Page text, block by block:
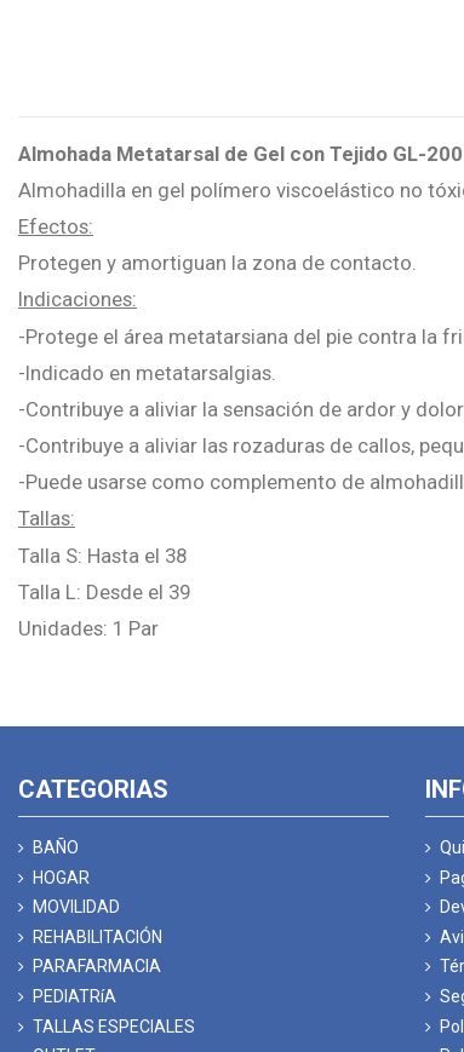
Almohada Metatarsal de Gel con Tejido GL-
Almohadilla en gel polímero viscoelástico no
Efectos:
Protegen y amortiguan la zona de contacto.
Indicaciones:
-Protege el área metatarsiana del pie contra la
-Indicado en metatarsalgias.
-Contribuye a aliviar la sensación de ardor y
-Contribuye a aliviar las rozaduras de callos,
-Puede usarse como complemento de
Tallas:
Talla S: Hasta el 38
Talla L: Desde el 39
Unidades: 1 Par
CATEGORIAS
BAÑO
HOGAR
MOVILIDAD
REHABILITACIÓN
PARAFARMACIA
PEDIATRíA
TALLAS ESPECIALES